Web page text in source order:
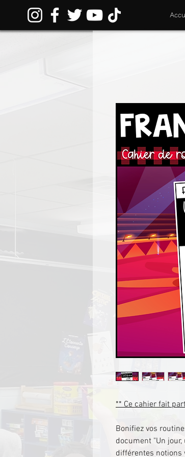
** Ce cahier fait
Bonifiez vos
document "Un
différentes notions